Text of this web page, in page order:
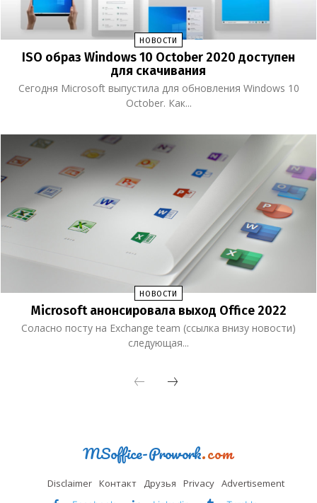
НОВОСТИ
ISO образ Windows 10 October 2020 доступен
для скачивания
Сегодня Microsoft выпустила для обновления Windows 10
October. Как...
НОВОСТИ
Microsoft анонсировала выход Office 2022
Соласно посту на Exchange team (ссылка внизу новости)
следующая...
MSoffice-Prowork.com
Disclaimer Контакт Друзья Privacy Advertisement